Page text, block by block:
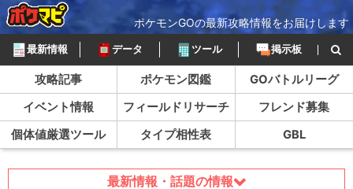
ポケモンGOの最新攻略情報をお届けします
最新情報 データ ツール 掲示板
攻略記事 ポケモン図鑑
GOバトルリーグ
イベント情報
フィールドリサーチ
フレンド募集
個体値厳選ツール
タイプ相性表 GBL
最新情報・話題の情報